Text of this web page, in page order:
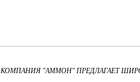
КОМПАНИЯ "АММОН" ПРЕДЛАГАЕТ